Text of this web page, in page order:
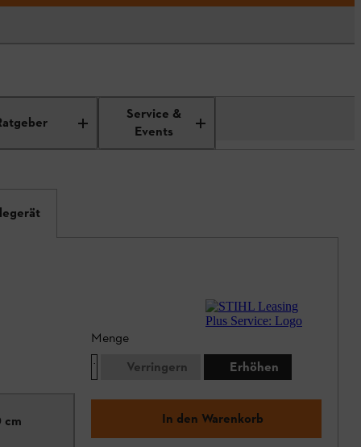
Service &
Events
cm
Menge
Verringern
Erhöhen
In den Warenkorb